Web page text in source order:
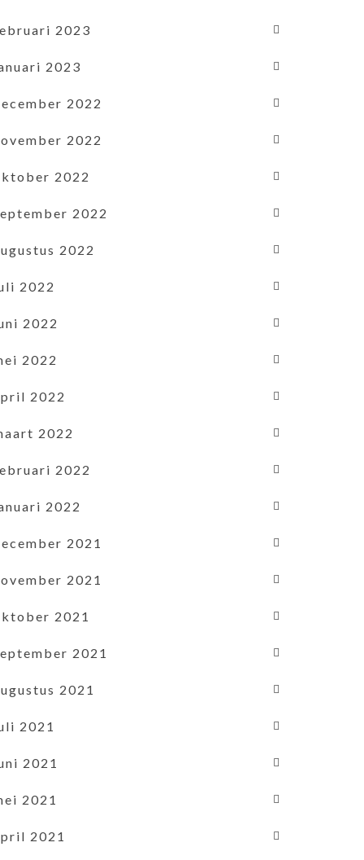
2023
2023
2022
2022
2022
2022
2022
2022
2022
2022
2022
2022
2022
2022
2021
2021
2021
2021
2021
2021
2021
2021
2021